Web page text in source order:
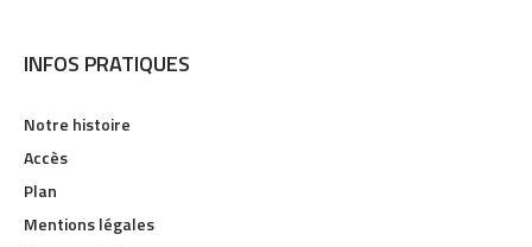
INFOS PRATIQUES
Notre histoire
Accès
Plan
Mentions légales